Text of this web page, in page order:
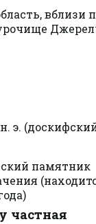
вблизи
э.
памятник
частная